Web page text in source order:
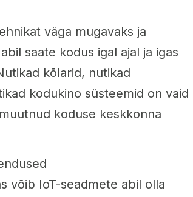
väga mugavaks ja
saate kodus igal ajal ja igas
kõlarid, nutikad
kodukino süsteemid on vaid
koduse keskkonna
võib IoT-seadmete abil olla